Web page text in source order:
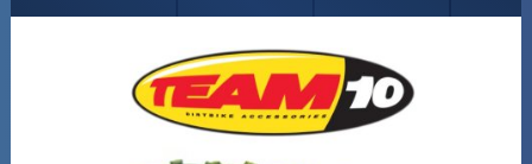
Crossipyörän osat
Moottoripyörän osat
Moottorikelkan osat